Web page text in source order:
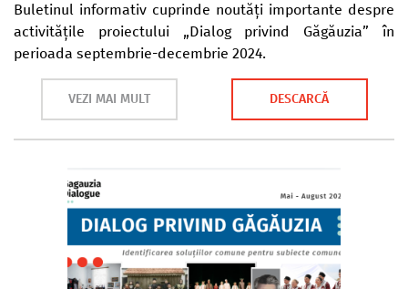
Buletinul informativ cuprinde noutăți importante despre
activitățile proiectului „Dialog privind Găgăuzia” în
perioada septembrie-decembrie 2024.
VEZI MAI MULT DESCARCĂ